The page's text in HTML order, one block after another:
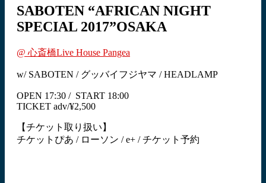
SABOTEN “AFRICAN NIGHT
SPECIAL 2017”OSAKA
@ 心斎橋Live House Pangea
w/ SABOTEN / グッバイフジヤマ / HEADLAMP
OPEN 17:30 / START 18:00
TICKET adv/¥2,500
【チケット取り扱い】
チケットぴあ / ローソン / e+ / チケット予約